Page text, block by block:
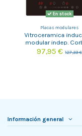
En stock
Placas modulares
Vitroceramica
modular indep.
CCIG205D
97,95 €127,33 €
Información general